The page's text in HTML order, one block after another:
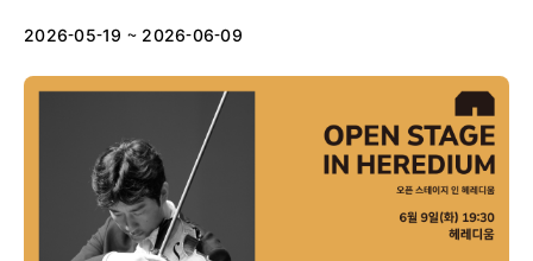
2026-05-19 ~ 2026-06-09